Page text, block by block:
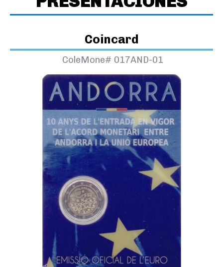
Coincard
ColeMone# 017AND-01